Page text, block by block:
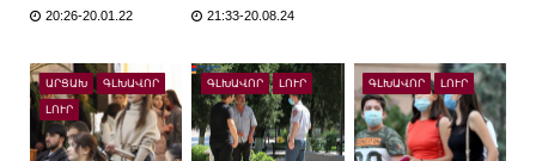
20:26-20.01.22 21:33-20.08.24
ԱՐՑԱԽ ԳԼԽԱՎՈՐ
ԼՈՒՐ
ԳԼԽԱՎՈՐ ԼՈՒՐ ԳԼԽԱՎՈՐ ԼՈՒՐ